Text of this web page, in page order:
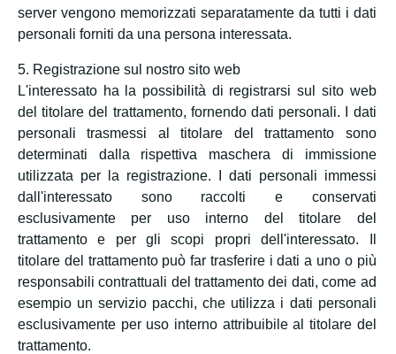
server vengono memorizzati separatamente da tutti i dati
personali forniti da una persona interessata.
5. Registrazione sul nostro sito web
L'interessato ha la possibilità di registrarsi sul sito web
del titolare del trattamento, fornendo dati personali. I dati
personali trasmessi al titolare del trattamento sono
determinati dalla rispettiva maschera di immissione
utilizzata per la registrazione. I dati personali immessi
dall'interessato sono raccolti e conservati
esclusivamente per uso interno del titolare del
trattamento e per gli scopi propri dell'interessato. Il
titolare del trattamento può far trasferire i dati a uno o più
responsabili contrattuali del trattamento dei dati, come ad
esempio un servizio pacchi, che utilizza i dati personali
esclusivamente per uso interno attribuibile al titolare del
trattamento.